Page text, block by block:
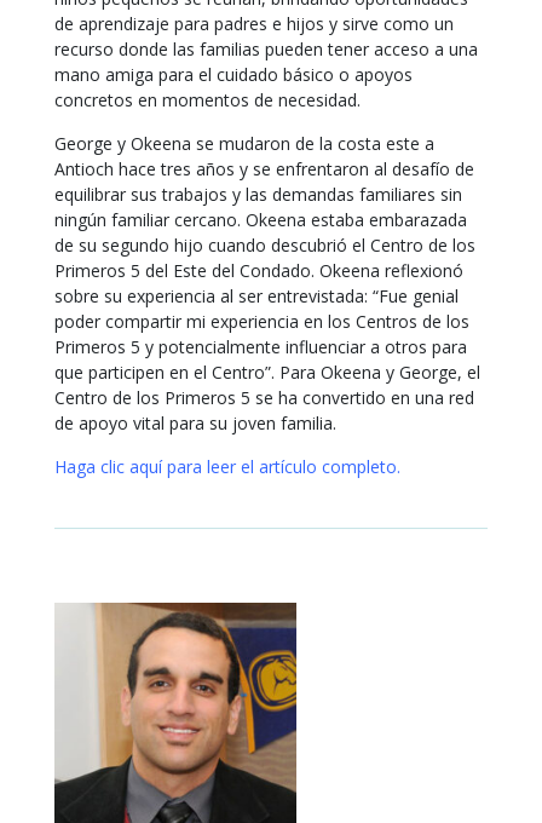
de aprendizaje para padres e hijos y sirve como un
recurso donde las familias pueden tener acceso a una
mano amiga para el cuidado básico o apoyos
concretos en momentos de necesidad.
George y Okeena se mudaron de la costa este a
Antioch hace tres años y se enfrentaron al desafío de
equilibrar sus trabajos y las demandas familiares sin
ningún familiar cercano. Okeena estaba embarazada
de su segundo hijo cuando descubrió el Centro de los
Primeros 5 del Este del Condado. Okeena reflexionó
sobre su experiencia al ser entrevistada: “Fue genial
poder compartir mi experiencia en los Centros de los
Primeros 5 y potencialmente influenciar a otros para
que participen en el Centro”. Para Okeena y George, el
Centro de los Primeros 5 se ha convertido en una red
de apoyo vital para su joven familia.
Haga clic aquí para leer el artículo completo.